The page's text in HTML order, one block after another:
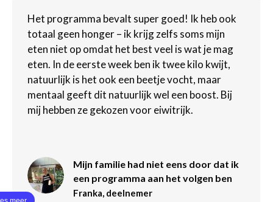
Het programma bevalt super goed! Ik heb ook
totaal geen honger – ik krijg zelfs soms mijn
eten niet op omdat het best veel is wat je mag
eten. In de eerste week ben ik twee kilo kwijt,
natuurlijk is het ook een beetje vocht, maar
mentaal geeft dit natuurlijk wel een boost. Bij
mij hebben ze gekozen voor eiwitrijk.
Mijn familie had niet eens door dat ik
een programma aan het volgen ben
Franka, deelnemer